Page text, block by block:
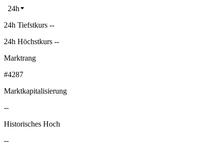
24h
24h Tiefstkurs --
24h Höchstkurs --
Marktrang
#4287
Marktkapitalisierung
--
Historisches Hoch
--